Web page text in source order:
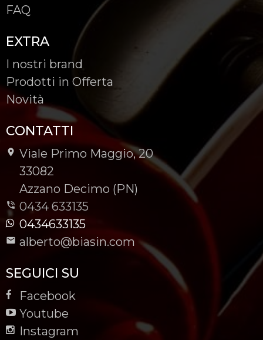
FAQ
EXTRA
I nostri brand
Prodotti in Offerta
Novità
CONTATTI
Viale Primo Maggio, 20
-
33082
-
Azzano Decimo (PN)
0434 633135
0434633135
alberto@biasin.com
SEGUICI SU
Facebook
Youtube
Instagram